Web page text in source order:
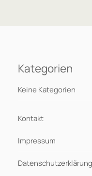
Kategorien
Keine Kategorien
Kontakt
Impressum
Datenschutzerklärung